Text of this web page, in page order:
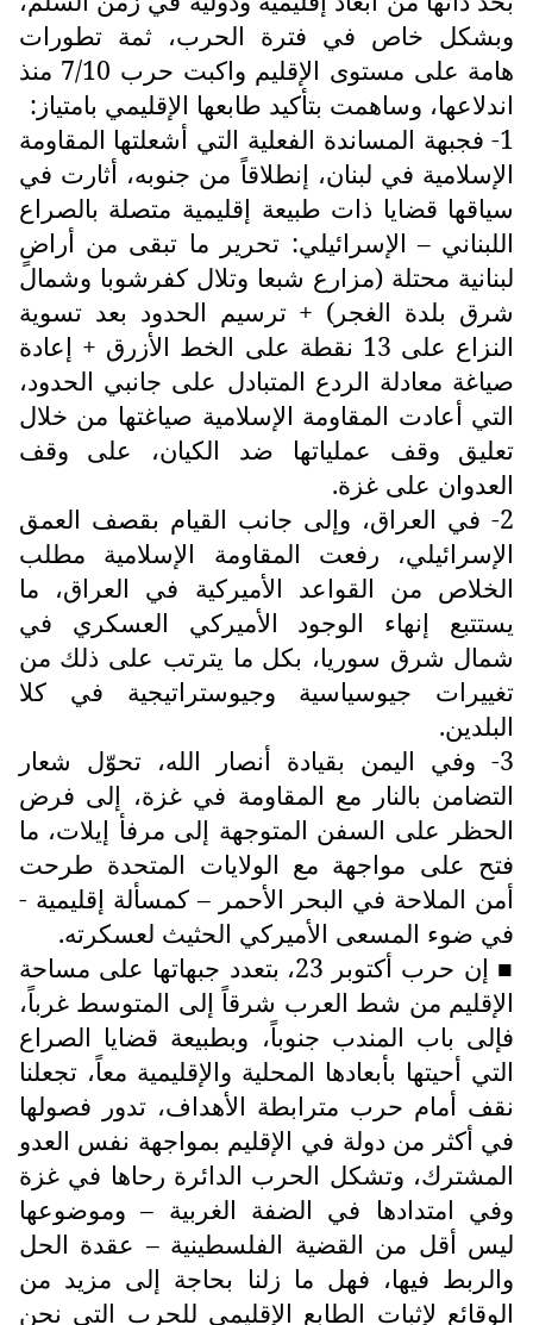
وبشكل خاص في فترة الحرب، ثمة تطورات
هامة على مستوى الإقليم واكبت حرب 7/10 منذ
اندلاعها، وساهمت بتأكيد طابعها الإقليمي بامتياز:
1- فجبهة المساندة الفعلية التي أشعلتها المقاومة
الإسلامية في لبنان، إنطلاقاً من جنوبه، أثارت في
سياقها قضايا ذات طبيعة إقليمية متصلة بالصراع
اللبناني – الإسرائيلي: تحرير ما تبقى من أراضٍ
لبنانية محتلة (مزارع شبعا وتلال كفرشوبا وشمال
شرق بلدة الغجر) + ترسيم الحدود بعد تسوية
النزاع على 13 نقطة على الخط الأزرق + إعادة
صياغة معادلة الردع المتبادل على جانبي الحدود،
التي أعادت المقاومة الإسلامية صياغتها من خلال
تعليق وقف عملياتها ضد الكيان، على وقف
العدوان على غزة.
2- في العراق، وإلى جانب القيام بقصف العمق
الإسرائيلي، رفعت المقاومة الإسلامية مطلب
الخلاص من القواعد الأميركية في العراق، ما
يستتبع إنهاء الوجود الأميركي العسكري في
شمال شرق سوريا، بكل ما يترتب على ذلك من
تغييرات جيوسياسية وجيوستراتيجية في كلا
البلدين.
3- وفي اليمن بقيادة أنصار الله، تحوّل شعار
التضامن بالنار مع المقاومة في غزة، إلى فرض
الحظر على السفن المتوجهة إلى مرفأ إيلات، ما
فتح على مواجهة مع الولايات المتحدة طرحت
أمن الملاحة في البحر الأحمر – كمسألة إقليمية -
في ضوء المسعى الأميركي الحثيث لعسكرته.
■
إن حرب أكتوبر 23، بتعدد جبهاتها على مساحة
الإقليم من شط العرب شرقاً إلى المتوسط غرباً،
فإلى باب المندب جنوباً، وبطبيعة قضايا الصراع
التي أحيتها بأبعادها المحلية والإقليمية معاً، تجعلنا
نقف أمام حرب مترابطة الأهداف، تدور فصولها
في أكثر من دولة في الإقليم بمواجهة نفس العدو
المشترك، وتشكل الحرب الدائرة رحاها في غزة
وفي امتدادها في الضفة الغربية – وموضوعها
ليس أقل من القضية الفلسطينية – عقدة الحل
والربط فيها، فهل ما زلنا بحاجة إلى مزيد من
الوقائع لإثبات الطابع الإقليمي للحرب التي نحن